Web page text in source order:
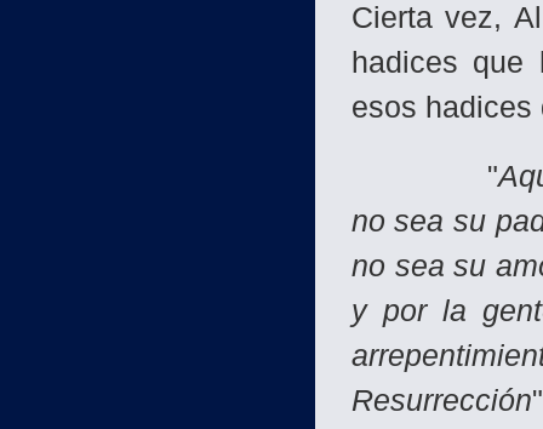
Cierta vez,
hadices
esos hadices
"
no sea su
no sea su
y por la
Resurrección"